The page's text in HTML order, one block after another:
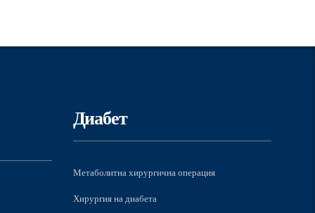
Диабет
Метаболитна хирургична операция
Хирургия на диабета